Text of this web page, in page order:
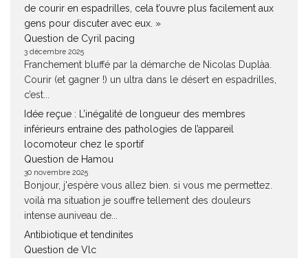
de courir en espadrilles, cela t’ouvre plus facilement aux
gens pour discuter avec eux. »
Question de Cyril pacing
3 décembre 2025
Franchement bluffé par la démarche de Nicolas Duplàa.
Courir (et gagner !) un ultra dans le désert en espadrilles,
c’est...
Idée reçue : L’inégalité de longueur des membres
inférieurs entraine des pathologies de l’appareil
locomoteur chez le sportif
Question de Hamou
30 novembre 2025
Bonjour, j'espère vous allez bien. si vous me permettez.
voilà ma situation je souffre tellement des douleurs
intense auniveau de...
Antibiotique et tendinites
Question de Vlc